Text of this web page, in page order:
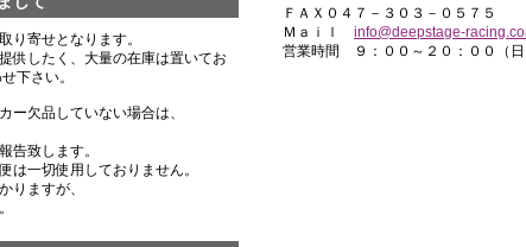
り寄せとなります。
供したく、大量の在庫は置いてお
下さい。
ー欠品していない場合は、
告致します。
は一切使用しておりません。
りますが、
ＦＡＸ０４７－３０３－０５７５
Ｍａｉｌ info@deepstage-
営業時間 ９：００～２０：００（日